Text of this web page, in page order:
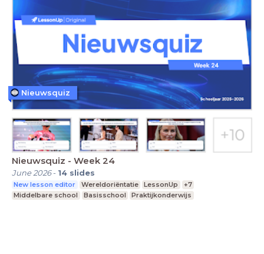
Nieuwsquiz - Week 24
June 2026- 14 slides
New lesson editor Wereldoriëntatie LessonUp
+7
Middelbare school
Basisschool Praktijkonderwijs
Nieuwsquiz